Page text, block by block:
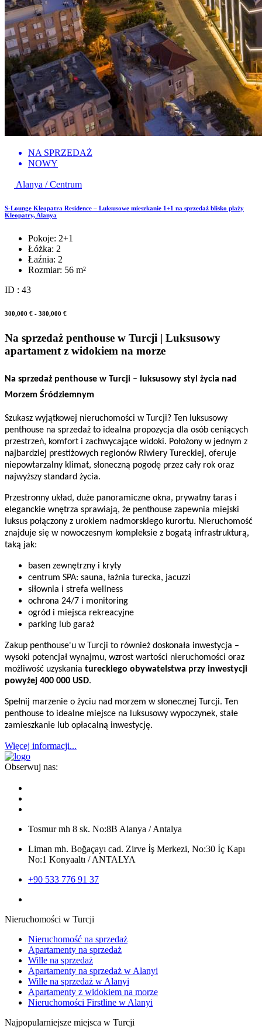
NA SPRZEDAŻ
NOWY
Alanya / Centrum
S-Lounge Kleopatra Residence – Luksusowe mieszkanie 1+1 na sprzedaż blisko plaży
Kleopatry, Alanya
Pokoje: 2+1
Łóżka: 2
Łaźnia: 2
Rozmiar: 56 m²
ID : 43
300,000 € - 380,000 €
Na sprzedaż penthouse w Turcji | Luksusowy
apartament z widokiem na morze
Na sprzedaż penthouse w Turcji – luksusowy styl życia nad
Morzem Śródziemnym
Szukasz wyjątkowej nieruchomości w Turcji? Ten luksusowy
penthouse na sprzedaż to idealna propozycja dla osób ceniących
przestrzeń, komfort i zachwycające widoki. Położony w jednym z
najbardziej prestiżowych regionów Riwiery Tureckiej, oferuje
niepowtarzalny klimat, słoneczną pogodę przez cały rok oraz
najwyższy standard życia.
Przestronny układ, duże panoramiczne okna, prywatny taras i
eleganckie wnętrza sprawiają, że penthouse zapewnia miejski
luksus połączony z urokiem nadmorskiego kurortu. Nieruchomość
znajduje się w nowoczesnym kompleksie z bogatą infrastrukturą,
taką jak:
basen zewnętrzny i kryty
centrum SPA: sauna, łaźnia turecka, jacuzzi
siłownia i strefa wellness
ochrona 24/7 i monitoring
ogród i miejsca rekreacyjne
parking lub garaż
Zakup penthouse'u w Turcji to również doskonała inwestycja –
wysoki potencjał wynajmu, wzrost wartości nieruchomości oraz
możliwość uzyskania tureckiego obywatelstwa przy inwestycji
powyżej 400 000 USD.
Spełnij marzenie o życiu nad morzem w słonecznej Turcji. Ten
penthouse to idealne miejsce na luksusowy wypoczynek, stałe
zamieszkanie lub opłacalną inwestycję.
Więcej informacji...
Obserwuj nas:
Tosmur mh 8 sk. No:8B Alanya / Antalya
Liman mh. Boğaçayı cad. Zirve İş Merkezi, No:30 İç Kapı
No:1 Konyaaltı / ANTALYA
+90 533 776 91 37
Nieruchomości w Turcji
Nieruchomość na sprzedaż
Apartamenty na sprzedaż
Wille na sprzedaż
Apartamenty na sprzedaż w Alanyi
Wille na sprzedaż w Alanyi
Apartamenty z widokiem na morze
Nieruchomości Firstline w Alanyi
Najpopularniejsze miejsca w Turcji